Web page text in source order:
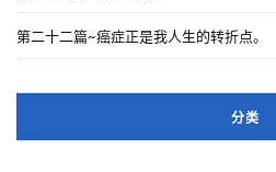
第二十二篇~癌症正是我人生的转折点。
分类